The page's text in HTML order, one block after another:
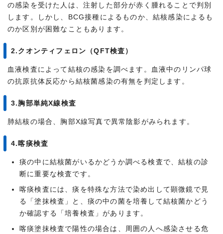
の感染を受けた人は、注射した部分が赤く腫れることで判別
します。しかし、BCG接種によるものか、結核感染によるも
のか区別が困難なこともあります。
2.クオンティフェロン（QFT検査）
血液検査によって結核の感染を調べます。血液中のリンパ球
の抗原抗体反応から結核菌感染の有無を判定します。
3.胸部単純X線検査
肺結核の場合、胸部X線写真で異常陰影がみられます。
4.喀痰検査
痰の中に結核菌がいるかどうか調べる検査で、結核の診
断に重要な検査です。
喀痰検査には、痰を特殊な方法で染め出して顕微鏡で見
る「塗抹検査」と、痰の中の菌を培養して結核菌かどう
か確認する「培養検査」があります。
喀痰塗抹検査で陽性の場合は、周囲の人へ感染させる危